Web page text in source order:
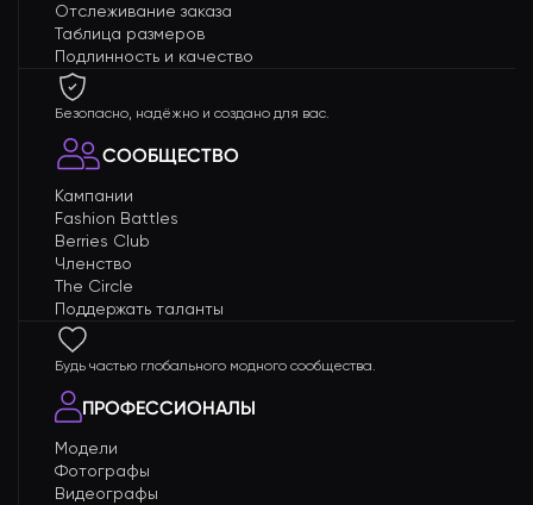
Отслеживание заказа
Таблица размеров
Подлинность и качество
Безопасно, надёжно и создано для вас.
СООБЩЕСТВО
Кампании
Fashion Battles
Berries Club
Членство
The Circle
Поддержать таланты
Будь частью глобального модного сообщества.
ПРОФЕССИОНАЛЫ
Модели
Фотографы
Видеографы